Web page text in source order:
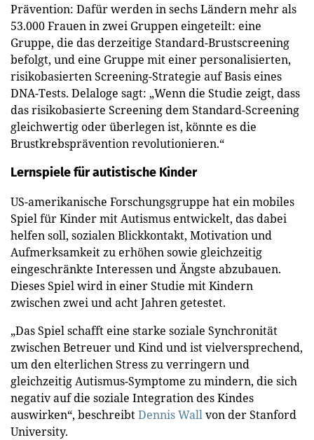
Prävention: Dafür werden in sechs Ländern mehr als
53.000 Frauen in zwei Gruppen eingeteilt: eine
Gruppe, die das derzeitige Standard-Brustscreening
befolgt, und eine Gruppe mit einer personalisierten,
risikobasierten Screening-Strategie auf Basis eines
DNA-Tests. Delaloge sagt: „Wenn die Studie zeigt, dass
das risikobasierte Screening dem Standard-Screening
gleichwertig oder überlegen ist, könnte es die
Brustkrebsprävention revolutionieren.“
Lernspiele für autistische Kinder
US-amerikanische Forschungsgruppe hat ein mobiles
Spiel für Kinder mit Autismus entwickelt, das dabei
helfen soll, sozialen Blickkontakt, Motivation und
Aufmerksamkeit zu erhöhen sowie gleichzeitig
eingeschränkte Interessen und Ängste abzubauen.
Dieses Spiel wird in einer Studie mit Kindern
zwischen zwei und acht Jahren getestet.
„Das Spiel schafft eine starke soziale Synchronität
zwischen Betreuer und Kind und ist vielversprechend,
um den elterlichen Stress zu verringern und
gleichzeitig Autismus-Symptome zu mindern, die sich
negativ auf die soziale Integration des Kindes
auswirken“, beschreibtDennis Wallvon der Stanford
University.